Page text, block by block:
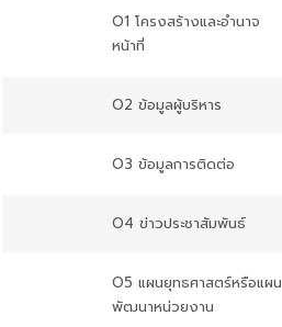
O1 โครงสร้างและอำนาจ
หน้าที่
O2 ข้อมูลผู้บริหาร
O3 ข้อมูลการติดต่อ
O4 ข่าวประชาสัมพันธ์
O5 แผนยุทธศาสตร์หรือแผน
พัฒนาหน่วยงาน